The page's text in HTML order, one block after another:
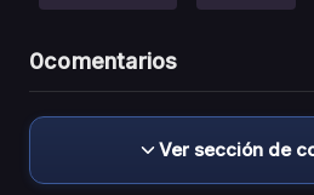
0comentarios
Ver sección de